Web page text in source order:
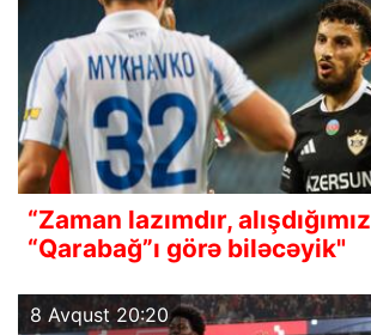
“Zaman lazımdır, alışdığımız
“Qarabağ”ı görə biləcəyik"
8 Avqust 20:20